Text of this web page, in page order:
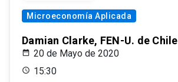
Microeconomía Aplicada
Damian Clarke, FEN-U. de Chile
20 de Mayo de 2020
15:30